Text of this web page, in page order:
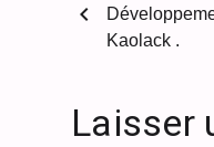
chevron_left
Kaolack .
Laisser